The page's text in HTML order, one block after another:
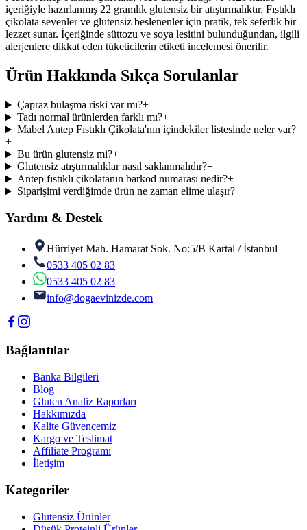
içeriğiyle hazırlanmış 22 gramlık glutensiz bir atıştırmalıktır. Fıstıklı
çikolata sevenler ve glutensiz beslenenler için pratik, tek seferlik bir
lezzet sunar. İçeriğinde süttozu ve soya lesitini bulunduğundan, ilgili
alerjenlere dikkat eden tüketicilerin etiketi incelemesi önerilir.
Ürün Hakkında Sıkça Sorulanlar
Çapraz bulaşma riski var mı?+
Tadı normal ürünlerden farklı mı?+
Mabel Antep Fıstıklı Çikolata'nın içindekiler listesinde neler var?
+
Bu ürün glutensiz mi?+
Glutensiz atıştırmalıklar nasıl saklanmalıdır?+
Antep fıstıklı çikolatanın barkod numarası nedir?+
Siparişimi verdiğimde ürün ne zaman elime ulaşır?+
Yardım & Destek
Hürriyet Mah. Hamarat Sok. No:5/B Kartal / İstanbul
0533 405 02 83
0533 405 02 83
info@dogaevinizde.com
Bağlantılar
Banka Bilgileri
Blog
Gluten Analiz Raporları
Hakkımızda
Kalite Güvencemiz
Kargo ve Teslimat
Affiliate Programı
İletişim
Kategoriler
Glutensiz Ürünler